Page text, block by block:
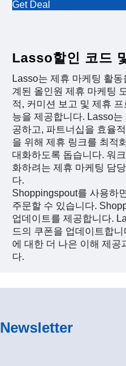
Get Deal
Lasso할인 코드
Lasso는 제휴 마케팅 활
계된 올인원 제휴 마케팅
적, 커미션 보고 및 제휴
능을 제공합니다. Lasso는
공하고, 파트너십을 효율
을 위해 제휴 링크를 최적
대화하도록 돕습니다. 워
화하려는 제휴 마케팅 담
다.
Shoppingspout를 사용하
주문할 수 있습니다.
업데이트를 제공합니다.
드의 쿠폰을 업데이트합
에 대한 더 나은 이해 제공
다.
Newsletter